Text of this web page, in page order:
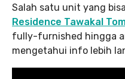
Salah satu unit yang
Residence Tawakal
fully-furnished hingga
mengetahui info lebih